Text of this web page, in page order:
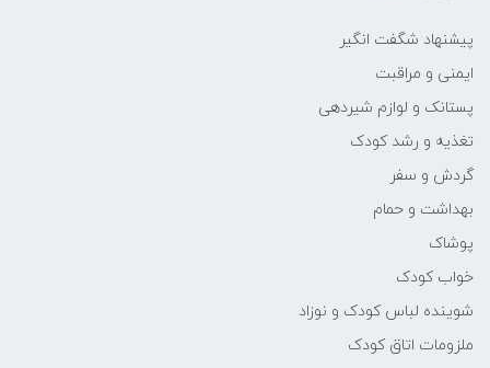
پیشنهاد شگفت انگیر
ایمنی و مراقبت
پستانک و لوازم شیردهی
تغذیه و رشد کودک
گردش و سفر
بهداشت و حمام
پوشاک
خواب کودک
شوینده لباس کودک و نوزاد
ملزومات اتاق کودک